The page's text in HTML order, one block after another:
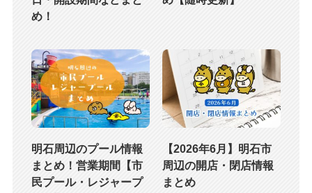
め！
明石周辺のプール情報
まとめ！営業期間【市
民プール・レジャープ
【2026年6月】明石市
周辺の開店・閉店情報
まとめ